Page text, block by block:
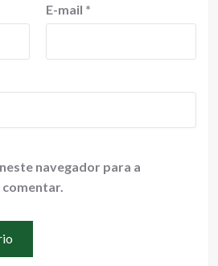
E-mail *
navegador para a